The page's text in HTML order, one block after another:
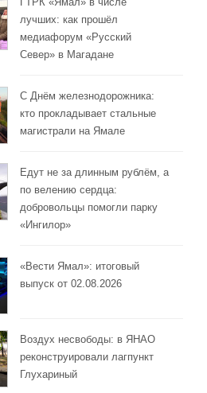
лучших: как прошёл
медиафорум «Русский
Север» в Магадане
С Днём железнодорожника:
кто прокладывает стальные
магистрали на Ямале
Едут не за длинным рублём, а
по велению сердца:
добровольцы помогли парку
«Ингилор»
«Вести Ямал»: итоговый
выпуск от 02.08.2026
Воздух несвободы: в ЯНАО
реконструировали лагпункт
Глухариный